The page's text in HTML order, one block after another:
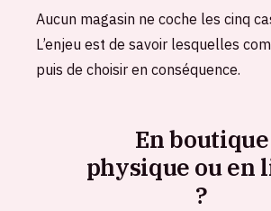
Aucun magasin ne coche les cinq
L’enjeu est de savoir lesquelles
puis de choisir en conséquence.
En boutique
physique ou en
?